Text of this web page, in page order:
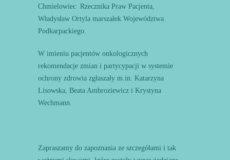
Chmielowiec Rzecznika Praw Pacjenta,
Władysław Ortyla marszałek Województwa
Podkarpackiego.
W imieniu pacjentów onkologicznych
rekomendacje zmian i partycypacji w systemie
ochrony zdrowia zgłaszały m.in. Katarzyna
Lisowska, Beata Ambroziewicz i Krystyna
Wechmann.
Zapraszamy do zapoznania ze szczegółami i tak